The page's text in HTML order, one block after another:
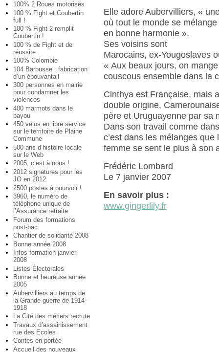
100% 2 Roues motorisés
100 % Fight et Coubertin
full !
100 % Fight 2 remplit
Coubertin !
100 % de Fight et de
réussite
100% Colombie
104 Barbusse : fabrication
d’un épouvantail
300 personnes en mairie
pour condamner les
violences
400 marmots dans le
bayou
450 vélos en libre service
sur le territoire de Plaine
Commune
500 ans d’histoire locale
sur le Web
2005, c’est à nous !
2012 signatures pour les
JO en 2012
2500 postes à pourvoir !
3960, le numéro de
téléphone unique de
l’Assurance retraite
Forum des formations
post-bac
Chantier de solidarité 2008
Bonne année 2008
Infos formation janvier
2008
Listes Électorales
Bonne et heureuse année
2005
Aubervilliers au temps de
la Grande guerre de 1914-
1918
La Cité des métiers recrute
Travaux d’assainissement
rue des Ecoles
Contes en portée
Accueil des nouveaux
Elle adore Aubervilliers, «
où tout le monde se
en bonne harmonie ».
Ses voisins sont
Marocains, ex-Yougoslaves
« Aux beaux jours, on
couscous ensemble dans la
Cinthya est Française, mais
double origine,
père et Uruguayenne par sa
Dans son travail comme
c’est dans les mélanges que
femme se sent le plus à son
Frédéric Lombard
Le 7 janvier 2007
En savoir plus :
www.gingerlily.fr